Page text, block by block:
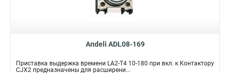
Andeli ADL08-169
Приставка выдержка времени LA2-T4 10-180 при вкл. к Контактору
CJX2 предназначены для расширени...